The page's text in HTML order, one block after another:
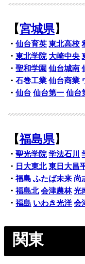
【宮城県】
・仙台育英 東北高校
・東北学院 大崎中央
・聖和学園 仙台城南
・石巻工業 仙台商業
・仙台 仙台第一 仙台
【福島県】
・聖光学院 学法石川
・ 日大東北 東日大昌
・福島 ふたば未来 尚
・福島北 会津農林 光
・福島 いわき光洋 会
関東